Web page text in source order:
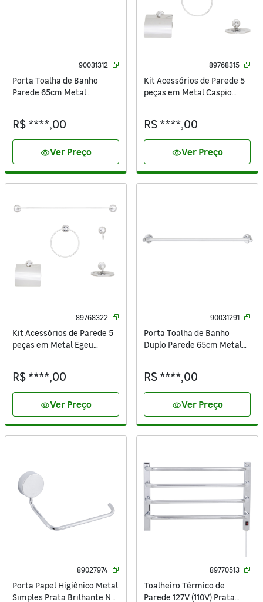
90031312
Porta Toalha de Banho
Parede 65cm Metal
R$ ****,00
visibilityVer Preço
89768315
Kit Acessórios de Parede 5
peças em Metal Caspio
R$ ****,00
visibilityVer Preço
89768322
Kit Acessórios de Parede 5
peças em Metal Egeu
R$ ****,00
visibilityVer Preço
90031291
Porta Toalha de Banho
Duplo Parede 65cm Metal
R$ ****,00
visibilityVer Preço
89027974
Porta Papel Higiênico Metal
Simples Prata Brilhante Net
89770513
Toalheiro Térmico de
Parede 127V (110V) Prata